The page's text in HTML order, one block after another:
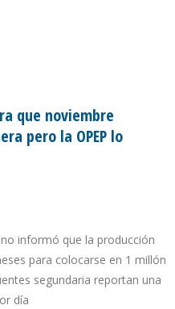
que noviembre
pero la OPEP lo
informó que la producción
para colocarse en 1 millón
segundaria reportan una
día